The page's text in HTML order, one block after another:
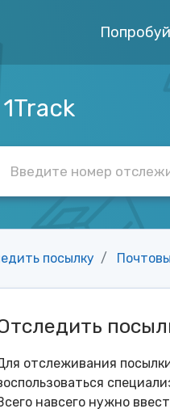
1Track
посылку
отслеживания
навсего нужно